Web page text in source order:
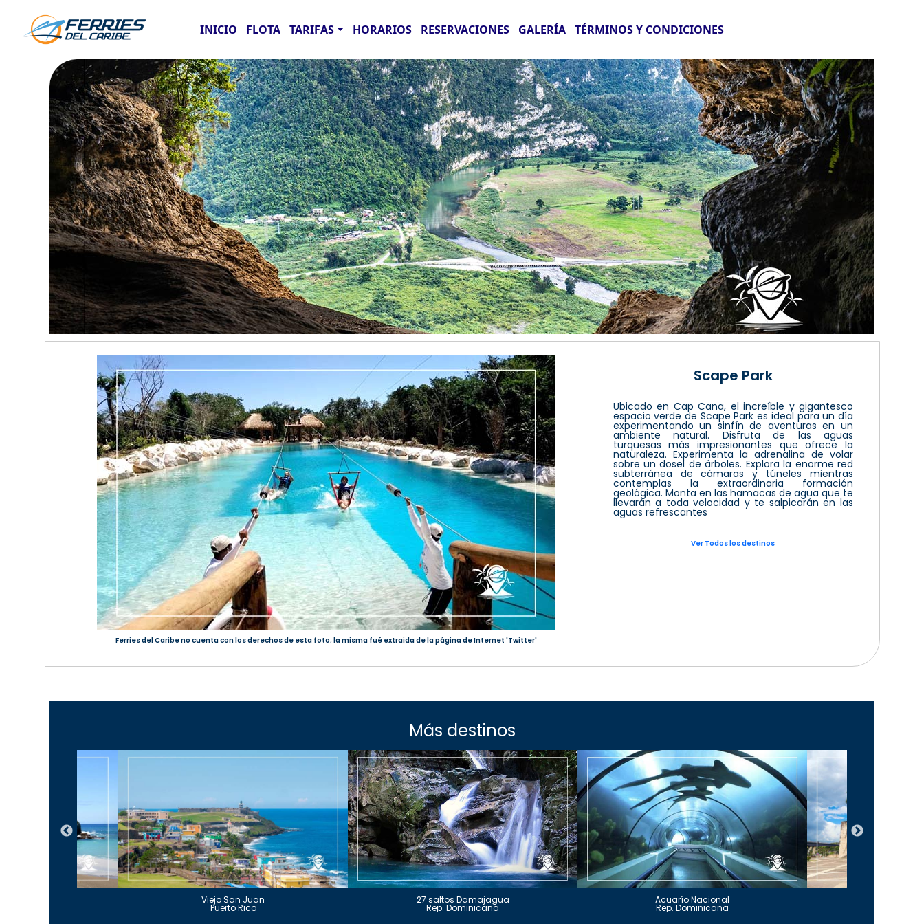
INICIO FLOTA TARIFAS HORARIOS RESERVACIONES GALERÍA TÉRMINOS Y CONDICIONES
Ferries del Caribe no cuenta con los derechos de esta foto; la misma fué extraida de la página de Internet 'Twitter'
Scape Park
Ubicado en Cap Cana, el increíble y gigantesco
espacio verde de Scape Park es ideal para un día
experimentando un sinfín de aventuras en un
ambiente natural. Disfruta de las aguas
turquesas más impresionantes que ofrece la
naturaleza. Experimenta la adrenalina de volar
sobre un dosel de árboles. Explora la enorme red
subterránea de cámaras y túneles mientras
contemplas la extraordinaria formación
geológica. Monta en las hamacas de agua que te
llevarán a toda velocidad y te salpicarán en las
aguas refrescantes
Ver Todos los destinos
Más destinos
Viejo San Juan
Puerto Rico
27 saltos Damajagua
Rep. Dominicana
Acuarío Nacional
Rep. Dominicana